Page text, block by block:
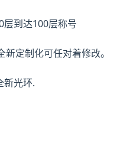
层到达100层称号
定制化可任对着修改。
新光环.